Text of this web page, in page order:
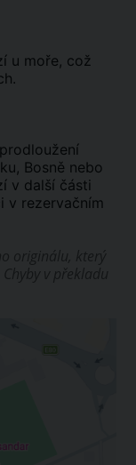
u moře, což
Bosně nebo
v další části
v rezervačním